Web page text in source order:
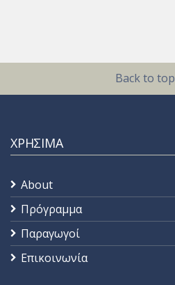
Back to top
ΧΡΗΣΙΜΑ
About
Πρόγραμμα
Παραγωγοί
Επικοινωνία